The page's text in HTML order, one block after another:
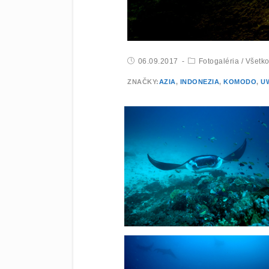
06.09.2017 Fotogaléria / Všetko
ZNAČKY:AZIA, INDONEZIA, KOMODO,